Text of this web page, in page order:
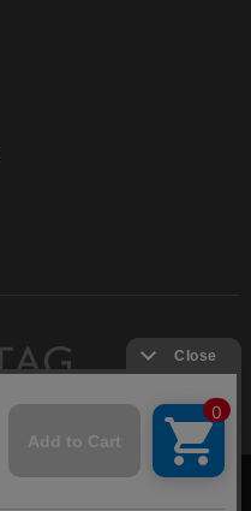
ド・セレクトショップ